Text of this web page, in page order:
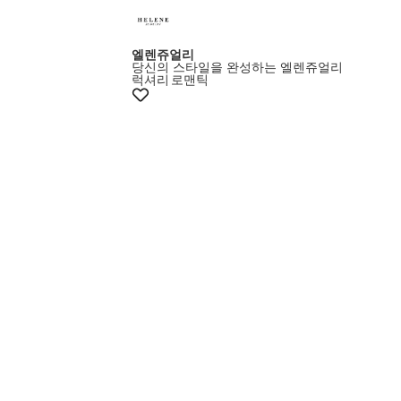
엘렌쥬얼리
당신의 스타일을 완성하는 엘렌쥬얼리
럭셔리 로맨틱